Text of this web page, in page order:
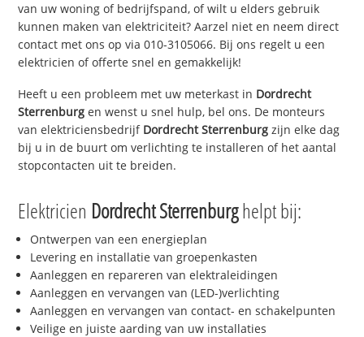
van uw woning of bedrijfspand, of wilt u elders gebruik
kunnen maken van elektriciteit? Aarzel niet en neem direct
contact met ons op via 010-3105066. Bij ons regelt u een
elektricien of offerte snel en gemakkelijk!
Heeft u een probleem met uw meterkast in Dordrecht
Sterrenburg en wenst u snel hulp, bel ons. De monteurs
van elektriciensbedrijf Dordrecht Sterrenburg zijn elke dag
bij u in de buurt om verlichting te installeren of het aantal
stopcontacten uit te breiden.
Elektricien Dordrecht Sterrenburghelpt bij:
Ontwerpen van een energieplan
Levering en installatie van groepenkasten
Aanleggen en repareren van elektraleidingen
Aanleggen en vervangen van (LED-)verlichting
Aanleggen en vervangen van contact- en schakelpunten
Veilige en juiste aarding van uw installaties